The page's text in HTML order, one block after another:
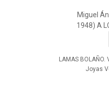
Miguel
1948) A
LAMAS
Joyas